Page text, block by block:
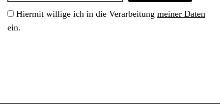
Hiermit willige ich in die Verarbeitung meiner Daten
ein.